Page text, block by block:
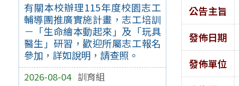
有關本校辦理115年度校園志工
輔導團推廣實施計畫，志工培訓
－「生命繪本動起來」及「玩具
醫生」研習，歡迎所屬志工報名
參加，詳如說明，請查照。
2026-08-04 訓育組
公告主旨
發佈日期
發佈單位